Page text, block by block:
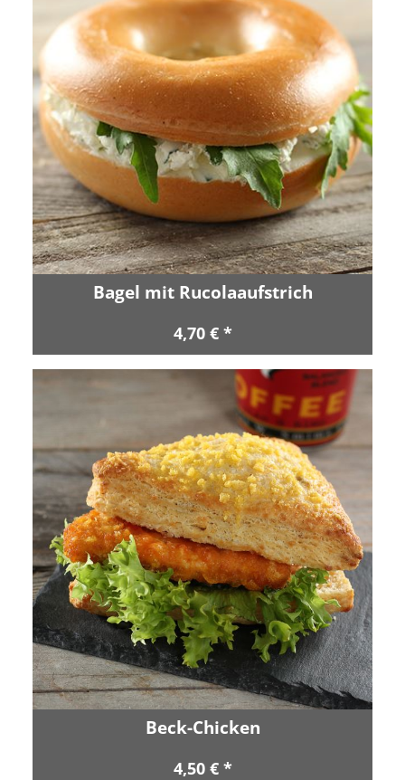
Bagel mit Rucolaaufstrich
4,70 € *
Beck-Chicken
4,50 € *